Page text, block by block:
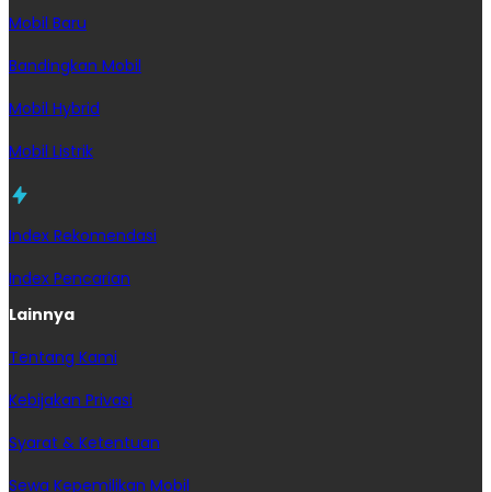
Mobil Baru
Bandingkan Mobil
Mobil Hybrid
Mobil Listrik
Index Rekomendasi
Index Pencarian
Lainnya
Tentang Kami
Kebijakan Privasi
Syarat & Ketentuan
Sewa Kepemilikan Mobil